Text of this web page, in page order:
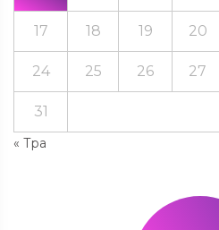
« Тра
17 18 19 20
24 25 26 27
31